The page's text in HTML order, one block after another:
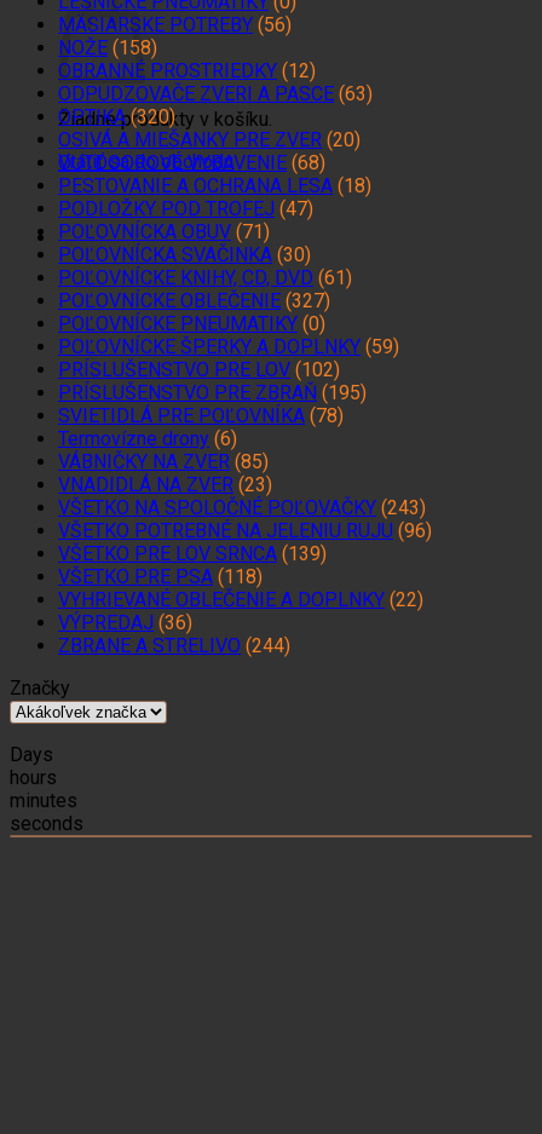
Žiadne produkty v košíku.
Vrátiť sa do obchodu
MÄSIARSKE POTREBY (56)
NOŽE (158)
OBRANNÉ PROSTRIEDKY (12)
ODPUDZOVAČE ZVERI A PASCE (63)
OPTIKA (320)
OSIVÁ A MIEŠANKY PRE ZVER (20)
OUTDOOROVÉ VYBAVENIE (68)
PESTOVANIE A OCHRANA LESA (18)
PODLOŽKY POD TROFEJ (47)
POĽOVNÍCKA OBUV (71)
POĽOVNÍCKA SVAČINKA (30)
POĽOVNÍCKE KNIHY, CD, DVD (61)
POĽOVNÍCKE OBLEČENIE (327)
POĽOVNÍCKE PNEUMATIKY (0)
POĽOVNÍCKE ŠPERKY A DOPLNKY (59)
PRÍSLUŠENSTVO PRE LOV (102)
PRÍSLUŠENSTVO PRE ZBRAŇ (195)
SVIETIDLÁ PRE POĽOVNÍKA (78)
Termovízne drony (6)
VÁBNIČKY NA ZVER (85)
VNADIDLÁ NA ZVER (23)
VŠETKO NA SPOLOČNÉ POĽOVAČKY (243)
VŠETKO POTREBNÉ NA JELENIU RUJU (96)
VŠETKO PRE LOV SRNCA (139)
VŠETKO PRE PSA (118)
VYHRIEVANÉ OBLEČENIE A DOPLNKY (22)
VÝPREDAJ (36)
ZBRANE A STRELIVO (244)
Značky
Days
hours
minutes
seconds